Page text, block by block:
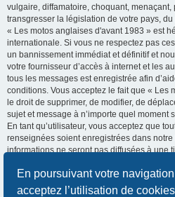
En poursuivant votre
acceptez l’utilisation de
vulgaire, diffamatoire, choquant,
transgresser la législation de votre pays,
« Les motos anglaises d'avant 1983 » est
internationale. Si vous ne respectez pas
un bannissement immédiat et définitif et
votre fournisseur d’accès à internet et les
tous les messages est enregistrée afin
conditions. Vous acceptez le fait que « Les
le droit de supprimer, de modifier, de
sujet et message à n’importe quel moment
En tant qu’utilisateur, vous acceptez que
renseignées soient enregistrées dans
informations ne seront pas diffusées à une
consentement, ni « Les motos anglaises
être tenus comme responsables en cas
visant à compromettre vos données.